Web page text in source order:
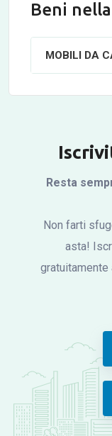
Beni
MOBILI DA
Resta
Non farti
asta!
gratuitamente